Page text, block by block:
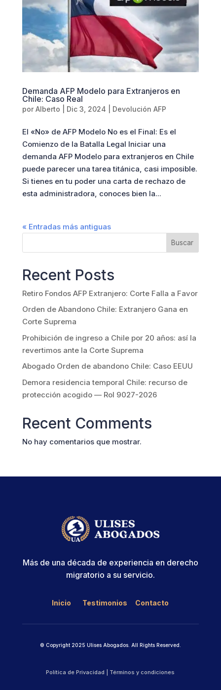
Demanda AFP Modelo para Extranjeros en
Chile: Caso Real
por Alberto Dic 3, 2024 Devolución AFP
El «No» de AFP Modelo No es el Final: Es el
Comienzo de la Batalla Legal Iniciar una
demanda AFP Modelo para extranjeros en Chile
puede parecer una tarea titánica, casi imposible.
Si tienes en tu poder una carta de rechazo de
esta administradora, conoces bien la...
« Entradas más antiguas
Buscar
Recent Posts
Retiro Fondos AFP Extranjero: Corte Falla a Favor
Orden de Abandono Chile: Extranjero Gana en
Corte Suprema
Prohibición de ingreso a Chile por 20 años: así la
revertimos ante la Corte Suprema
Abogado Orden de abandono Chile: Caso EEUU
Demora residencia temporal Chile: recurso de
protección acogido — Rol 9027-2026
Recent Comments
No hay comentarios que mostrar.
Más de una década de experiencia en derecho
migratorio a su servicio.
Inicio Testimonios Contacto
© Copyright 2025 Ulises Abogados. All Rights Reserved.
Política de Privacidad Términos y condiciones